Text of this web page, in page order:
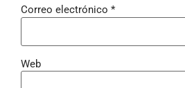
Correo electrónico *
Web